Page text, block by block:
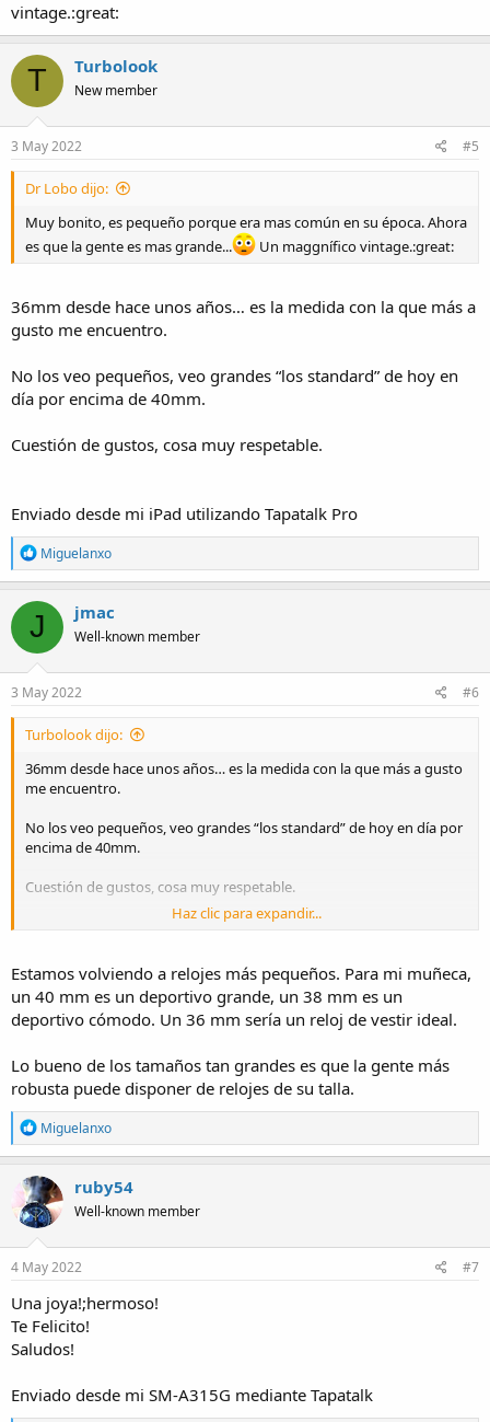
vintage.:great:
T Turbolook
New member
3 May 2022 #5
Dr Lobo dijo:
Muy bonito, es pequeño porque era mas común en su época. Ahora
es que la gente es mas grande...
Un maggnífico vintage.:great:
36mm desde hace unos años… es la medida con la que más a
gusto me encuentro.
No los veo pequeños, veo grandes “los standard” de hoy en
día por encima de 40mm.
Cuestión de gustos, cosa muy respetable.
Enviado desde mi iPad utilizando Tapatalk Pro
R
e
a
c
t
i
o
n
s
Miguelanxo
J jmac
Well-known member
3 May 2022 #6
Turbolook dijo:
36mm desde hace unos años… es la medida con la que más a gusto
me encuentro.
No los veo pequeños, veo grandes “los standard” de hoy en día por
encima de 40mm.
Cuestión de gustos, cosa muy respetable.
Haz clic para expandir...
Estamos volviendo a relojes más pequeños. Para mi muñeca,
un 40 mm es un deportivo grande, un 38 mm es un
deportivo cómodo. Un 36 mm sería un reloj de vestir ideal.
Lo bueno de los tamaños tan grandes es que la gente más
robusta puede disponer de relojes de su talla.
R
e
a
c
t
i
o
n
s
Miguelanxo
ruby54
Well-known member
4 May 2022 #7
Una joya!;hermoso!
Te Felicito!
Saludos!
Enviado desde mi SM-A315G mediante Tapatalk